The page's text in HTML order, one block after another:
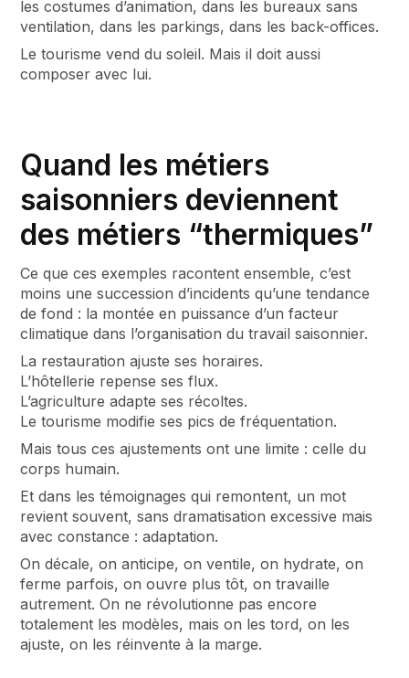
les costumes d’animation, dans les bureaux sans
ventilation, dans les parkings, dans les back-offices.
Le tourisme vend du soleil. Mais il doit aussi
composer avec lui.
Quand les métiers
saisonniers deviennent
des métiers “thermiques”
Ce que ces exemples racontent ensemble, c’est
moins une succession d’incidents qu’une tendance
de fond : la montée en puissance d’un facteur
climatique dans l’organisation du travail saisonnier.
La restauration ajuste ses horaires.
L’hôtellerie repense ses flux.
L’agriculture adapte ses récoltes.
Le tourisme modifie ses pics de fréquentation.
Mais tous ces ajustements ont une limite : celle du
corps humain.
Et dans les témoignages qui remontent, un mot
revient souvent, sans dramatisation excessive mais
avec constance : adaptation.
On décale, on anticipe, on ventile, on hydrate, on
ferme parfois, on ouvre plus tôt, on travaille
autrement. On ne révolutionne pas encore
totalement les modèles, mais on les tord, on les
ajuste, on les réinvente à la marge.